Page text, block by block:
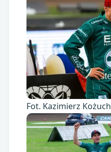
Fot. Kazimierz Kożuch